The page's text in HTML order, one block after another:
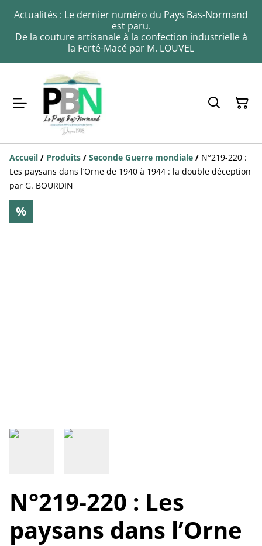
Actualités : Le dernier numéro du Pays Bas-Normand
est paru.
De la couture artisanale à la confection industrielle à
la Ferté-Macé par M. LOUVEL
Accueil / Produits / Seconde Guerre mondiale / N°219-220 :
Les paysans dans l’Orne de 1940 à 1944 : la double déception
par G. BOURDIN
%
N°219-220 : Les
paysans dans l’Orne